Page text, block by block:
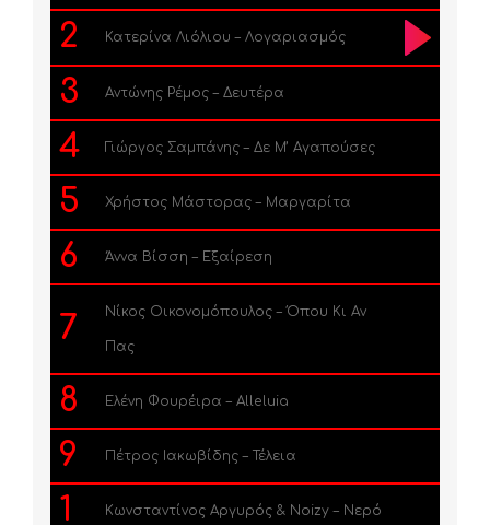
2 Κατερίνα Λιόλιου – Λογαριασμός
3 Αντώνης Ρέμος – Δευτέρα
4 Γιώργος Σαμπάνης – Δε Μ’ Αγαπούσες
5 Χρήστος Μάστορας – Μαργαρίτα
6 Άννα Βίσση – Εξαίρεση
7 Νίκος Οικονομόπουλος – Όπου Κι Αν
Πας
8 Ελένη Φουρέιρα – Alleluia
9 Πέτρος Ιακωβίδης – Τέλεια
1 Κωνσταντίνος Αργυρός & Noizy – Νερό